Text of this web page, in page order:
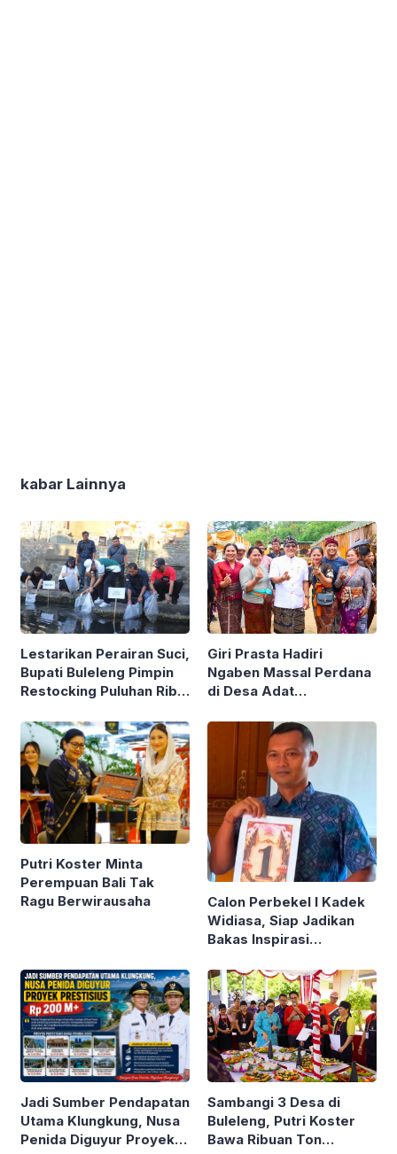
kabar Lainnya
Lestarikan Perairan Suci,
Bupati Buleleng Pimpin
Restocking Puluhan Ribu
Sudamala
Giri Prasta Hadiri
Ngaben Massal Perdana
di Desa Adat
Serahkan Punia Puluhan
Juta
Putri Koster Minta
Perempuan Bali Tak
Ragu Berwirausaha
Calon Perbekel I Kadek
Widiasa, Siap Jadikan
Bakas Inspirasi
Jadi Sumber Pendapatan
Utama Klungkung, Nusa
Penida Diguyur Proyek
Sambangi 3 Desa di
Buleleng, Putri Koster
Bawa Ribuan Ton